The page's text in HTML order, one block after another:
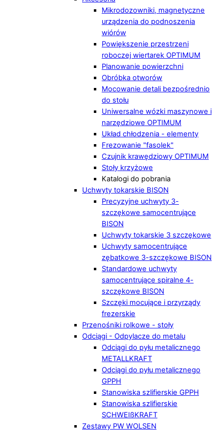
Mikrodozowniki, magnetyczne
urządzenia do podnoszenia
wiórów
Powiększenie przestrzeni
roboczej wiertarek OPTIMUM
Planowanie powierzchni
Obróbka otworów
Mocowanie detali bezpośrednio
do stołu
Uniwersalne wózki maszynowe i
narzędziowe OPTIMUM
Układ chłodzenia - elementy
Frezowanie "fasolek"
Czujnik krawędziowy OPTIMUM
Stoły krzyżowe
Katalogi do pobrania
Uchwyty tokarskie BISON
Precyzyjne uchwyty 3-
szczękowe samocentrujące
BISON
Uchwyty tokarskie 3 szczękowe
Uchwyty samocentrujące
zębatkowe 3-szczękowe BISON
Standardowe uchwyty
samocentrujące spiralne 4-
szczękowe BISON
Szczęki mocujące i przyrządy
frezerskie
Przenośniki rolkowe - stoły
Odciągi - Odpylacze do metalu
Odciągi do pyłu metalicznego
METALLKRAFT
Odciągi do pyłu metalicznego
GPPH
Stanowiska szlifierskie GPPH
Stanowiska szlifierskie
SCHWEIßKRAFT
Zestawy PW WOLSEN